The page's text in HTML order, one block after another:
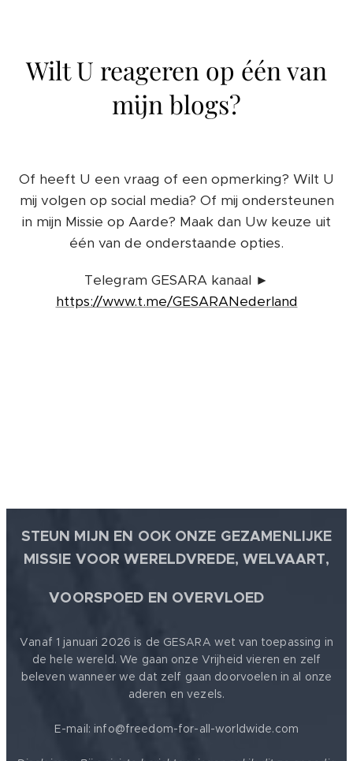
Wilt U reageren op één van
mijn blogs?
Of heeft U een vraag of een opmerking? Wilt U
mij volgen op social media? Of mij ondersteunen
in mijn Missie op Aarde? Maak dan Uw keuze uit
één van de onderstaande opties.
Telegram GESARA kanaal ►
https://www.t.me/GESARANederland
STEUN MIJN EN OOK ONZE GEZAMENLIJKE
MISSIE VOOR WERELDVREDE, WELVAART,
VOORSPOED EN OVERVLOED
Vanaf 1 januari 2026 is de GESARA wet van toepassing in
de hele wereld. We gaan onze Vrijheid vieren en zelf
beleven wanneer we dat zelf gaan doorvoelen in al onze
aderen en vezels.
E-mail: info@freedom-for-all-worldwide.com